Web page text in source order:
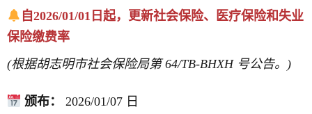
自2026/01/01日起，更新社会保险、医疗保险和失业
保险缴费率
(根据胡志明市社会保险局第 64/TB-BHXH 号公告。)
颁布：
2026/01/07 日